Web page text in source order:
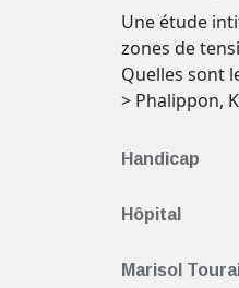
Une étude
zones de
Quelles sont
> Phalippon,
Handicap
Hôpital
Marisol